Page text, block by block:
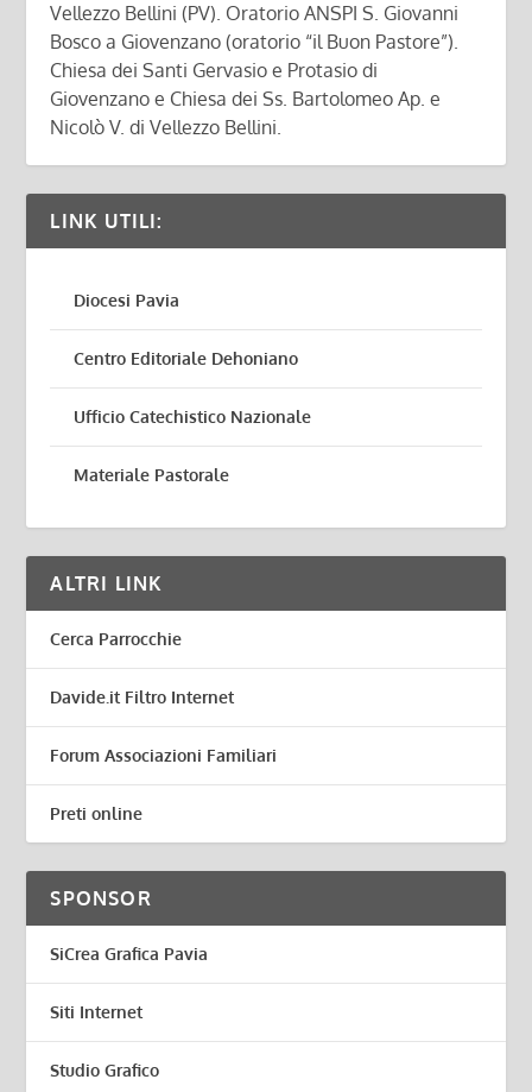
Vellezzo Bellini (PV). Oratorio ANSPI S. Giovanni
Bosco a Giovenzano (oratorio “il Buon Pastore”).
Chiesa dei Santi Gervasio e Protasio di
Giovenzano e Chiesa dei Ss. Bartolomeo Ap. e
Nicolò V. di Vellezzo Bellini.
LINK UTILI:
Diocesi Pavia
Centro Editoriale Dehoniano
Ufficio Catechistico Nazionale
Materiale Pastorale
ALTRI LINK
Cerca Parrocchie
Davide.it Filtro Internet
Forum Associazioni Familiari
Preti online
SPONSOR
SiCrea Grafica Pavia
Siti Internet
Studio Grafico